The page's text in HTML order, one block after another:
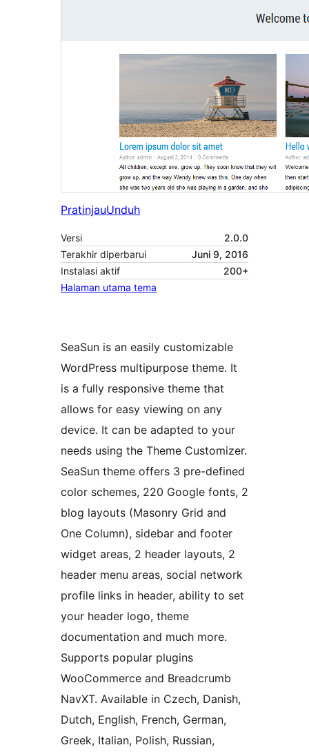
PratinjauUnduh
Versi
2.0.0
Terakhir diperbarui
Juni 9, 2016
Instalasi aktif
200+
Halaman utama tema
SeaSun is an easily customizable
WordPress multipurpose theme. It
is a fully responsive theme that
allows for easy viewing on any
device. It can be adapted to your
needs using the Theme Customizer.
SeaSun theme offers 3 pre-defined
color schemes, 220 Google fonts, 2
blog layouts (Masonry Grid and
One Column), sidebar and footer
widget areas, 2 header layouts, 2
header menu areas, social network
profile links in header, ability to set
your header logo, theme
documentation and much more.
Supports popular plugins
WooCommerce and Breadcrumb
NavXT. Available in Czech, Danish,
Dutch, English, French, German,
Greek, Italian, Polish, Russian,